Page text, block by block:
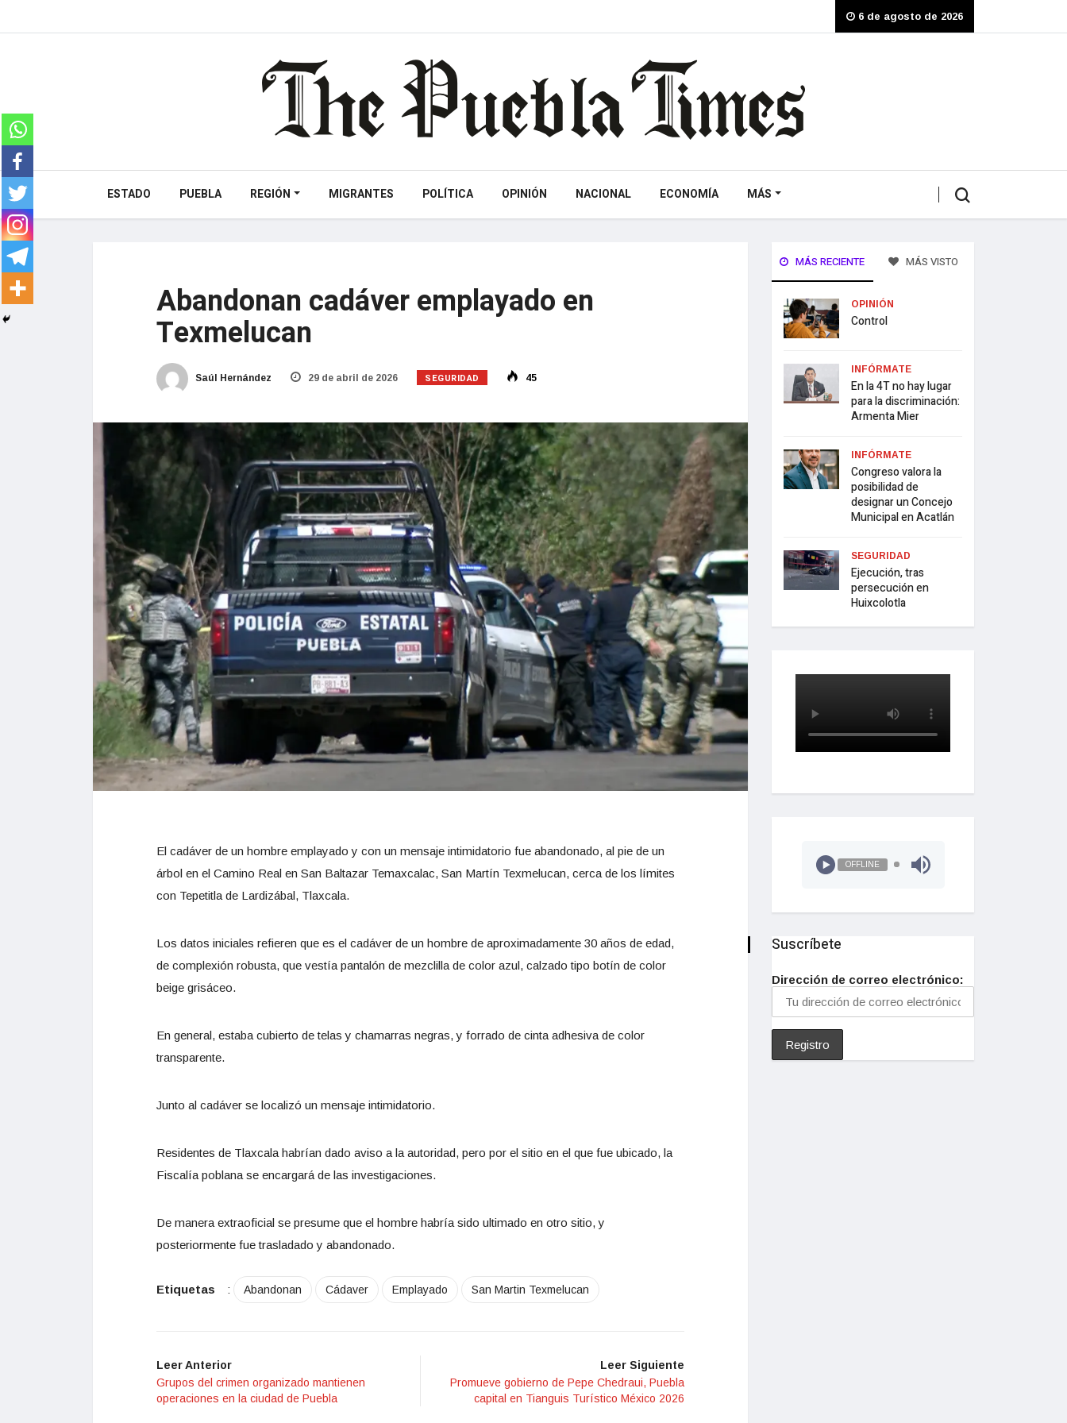
6 de agosto de 2026
ESTADO PUEBLA REGIÓN MIGRANTES POLÍTICA OPINIÓN NACIONAL ECONOMÍA MÁS
Abandonan cadáver emplayado en
Texmelucan
Saúl Hernández 29 de abril de 2026 SEGURIDAD 45
El cadáver de un hombre emplayado y con un mensaje intimidatorio fue abandonado, al pie de un
árbol en el Camino Real en San Baltazar Temaxcalac, San Martín Texmelucan, cerca de los límites
con Tepetitla de Lardizábal, Tlaxcala.
Los datos iniciales refieren que es el cadáver de un hombre de aproximadamente 30 años de edad,
de complexión robusta, que vestía pantalón de mezclilla de color azul, calzado tipo botín de color
beige grisáceo.
En general, estaba cubierto de telas y chamarras negras, y forrado de cinta adhesiva de color
transparente.
Junto al cadáver se localizó un mensaje intimidatorio.
Residentes de Tlaxcala habrían dado aviso a la autoridad, pero por el sitio en el que fue ubicado, la
Fiscalía poblana se encargará de las investigaciones.
De manera extraoficial se presume que el hombre habría sido ultimado en otro sitio, y
posteriormente fue trasladado y abandonado.
Etiquetas : Abandonan Cádaver Emplayado San Martin Texmelucan
Leer Anterior
Grupos del crimen organizado mantienen
operaciones en la ciudad de Puebla
Leer Siguiente
Promueve gobierno de Pepe Chedraui, Puebla
capital en Tianguis Turístico México 2026
MÁS RECIENTE MÁS VISTO
OPINIÓN
Control
INFÓRMATE
En la 4T no hay lugar
para la discriminación:
Armenta Mier
INFÓRMATE
Congreso valora la
posibilidad de
designar un Concejo
Municipal en Acatlán
SEGURIDAD
Ejecución, tras
persecución en
Huixcolotla
OFFLINE
Suscríbete
Dirección de correo electrónico: